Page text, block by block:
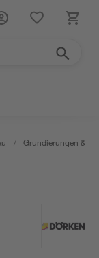
/ Grundierungen &